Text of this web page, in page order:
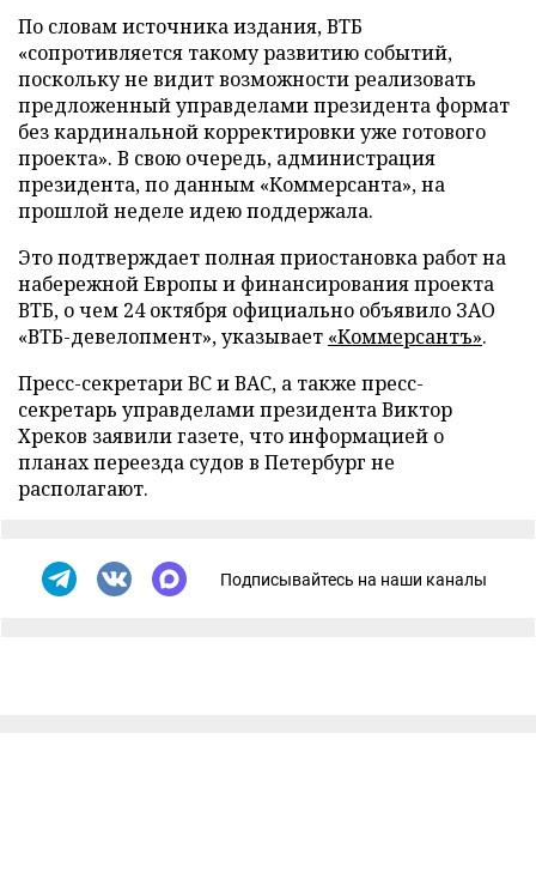
По словам источника издания, ВТБ
«сопротивляется такому развитию событий,
поскольку не видит возможности реализовать
предложенный управделами президента формат
без кардинальной корректировки уже готового
проекта». В свою очередь, администрация
президента, по данным «Коммерсанта», на
прошлой неделе идею поддержала.
Это подтверждает полная приостановка работ на
набережной Европы и финансирования проекта
ВТБ, о чем 24 октября официально объявило ЗАО
«ВТБ-девелопмент», указывает «Коммерсантъ».
Пресс-секретари ВС и ВАС, а также пресс-
секретарь управделами президента Виктор
Хреков заявили газете, что информацией о
планах переезда судов в Петербург не
располагают.
Подписывайтесь на наши каналы